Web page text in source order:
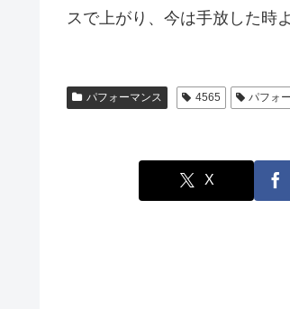
スで上がり、今は手放した時
パフォーマンス 4565 パフォ
X